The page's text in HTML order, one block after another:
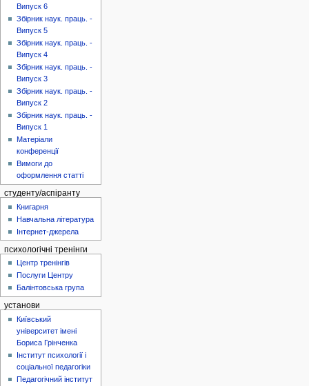
Випуск 6
Збірник наук. праць. -
Випуск 5
Збірник наук. праць. -
Випуск 4
Збірник наук. праць. -
Випуск 3
Збірник наук. праць. -
Випуск 2
Збірник наук. праць. -
Випуск 1
Матеріали
конференції
Вимоги до
оформлення статті
студенту/аспіранту
Книгарня
Навчальна література
Інтернет-джерела
психологічні тренінги
Центр тренінгів
Послуги Центру
Балінтовська група
установи
Київський
університет імені
Бориса Грінченка
Інститут психології і
соціальної педагогіки
Педагогічний інститут